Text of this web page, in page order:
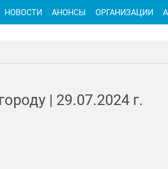
| 29.07.2024 г.
НОВОСТИ АНОНСЫ ОРГАНИЗАЦИИ